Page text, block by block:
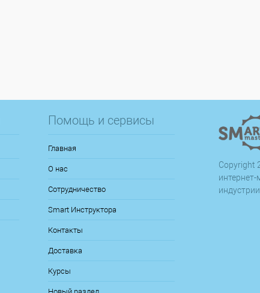
Помощь и сервисы
Главная
О нас
Сотрудничество
Smart Инструктора
Контакты
Доставка
Курсы
Copyright